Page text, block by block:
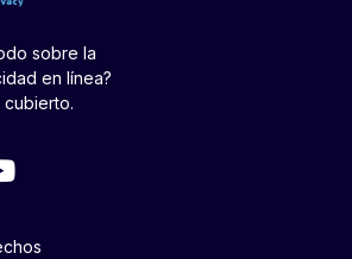
sobre la
en línea?
cubierto.